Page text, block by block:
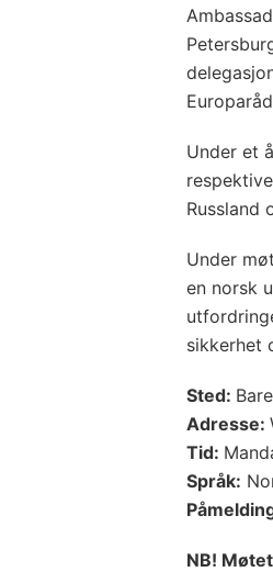
Under et
Russland
Under
en norsk
sikkerhet
Sted:
Adresse:
Tid:
Språk:
NB!